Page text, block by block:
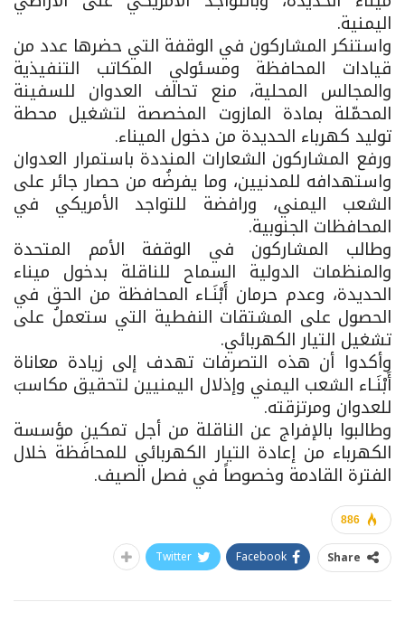
اليمنية.
واستنكر المشاركون في الوقفة التي حضرها عدد من
قيادات المحافظة ومسئولي المكاتب التنفيذية
والمجالس المحلية، منع تحالف العدوان للسفينة
المحمّلة بمادة المازوت المخصصة لتشغيل محطة
توليد كهرباء الحديدة من دخول الميناء.
ورفع المشاركون الشعارات المنددة باستمرار العدوان
واستهدافه للمدنيين، وما يفرضُه من حصار جائر على
الشعب اليمني، ورافضة للتواجد الأمريكي في
المحافظات الجنوبية.
وطالب المشاركون في الوقفة الأمم المتحدة
والمنظمات الدولية السماح للناقلة بدخول ميناء
الحديدة، وعدم حرمان أَبْنَـاء المحافظة من الحق في
الحصول على المشتقات النفطية التي ستعملُ على
تشغيل التيار الكهربائي.
وأكدوا أن هذه التصرفات تهدف إلى زيادة معاناة
أَبْنَـاء الشعب اليمني وإذلال اليمنيين لتحقيق مكاسبَ
للعدوان ومرتزقته.
وطالبوا بالإفراج عن الناقلة من أجل تمكينِ مؤسسة
الكهرباء من إعادة التيار الكهربائي للمحافظة خلال
الفترة القادمة وخصوصاً في فصل الصيف.
886
Share
Facebook
Twitter